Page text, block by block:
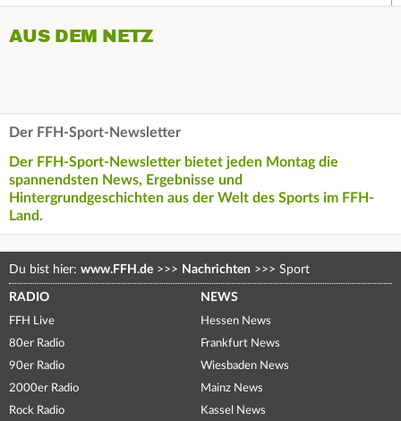
AUS DEM NETZ
Der FFH-Sport-Newsletter
Der FFH-Sport-Newsletter bietet jeden Montag die
spannendsten News, Ergebnisse und
Hintergrundgeschichten aus der Welt des Sports im FFH-
Land.
Du bist hier: www.FFH.de >>> Nachrichten >>> Sport
RADIO
FFH Live
80er Radio
90er Radio
2000er Radio
Rock Radio
NEWS
Hessen News
Frankfurt News
Wiesbaden News
Mainz News
Kassel News